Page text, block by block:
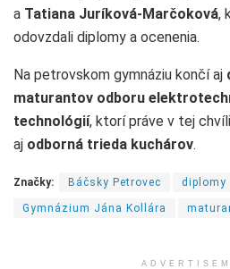
a Tatiana Juríková-Marčoková,
odovzdali diplomy a ocenenia.
Na petrovskom gymnáziu končí aj
maturantov odboru
technológií, ktorí práve v tej
aj odborná trieda kuchárov.
Značky: Báčsky Petrovec diplomy
Gymnázium Jána Kollára